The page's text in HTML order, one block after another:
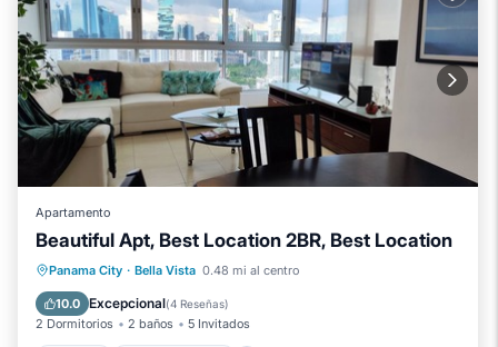
Apartamento
Beautiful Apt, Best Location 2BR, Best Location
Panama City · Bella Vista 0.48 mi al centro
10.0 Excepcional(4 Reseñas)
2 Dormitorios 2 baños 5 Invitados
Piscina Balcón/Terraza
Aire acondicionado